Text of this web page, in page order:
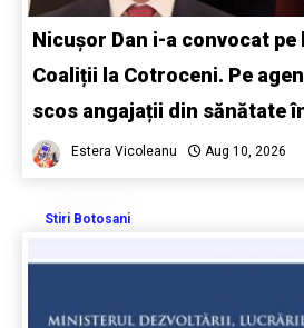
Nicușor Dan i-a convocat
Coaliții la Cotroceni. Pe
scos angajații din sănătate
Estera Vicoleanu Aug 10, 2026
Stiri Botosani